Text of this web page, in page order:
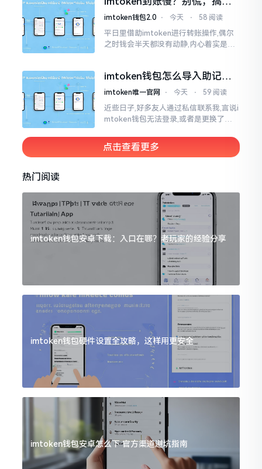
清楚了
这几点比啥都强
imtoken钱包2.0 ⋅ 今天 ⋅ 58 阅读
平日里借助imtoken进行转账操作,偶尔
之时钱会半天都没有动静,内心着实是挺
这个东西呢
imtoken钱包怎么导入助记
词？手把手教你找回资产
imtoken唯一官网 ⋅ 今天 ⋅ 59 阅读
近些日子,好多友人通过私信联系我,言说i
mtoken钱包无法登录,或者是更换了手
蚂蚁一般。实际上
点击查看更多
热门阅读
imtoken钱包安卓下载：入口在哪？老玩家的经验分享
imtoken钱包硬件设置全攻略，这样用更安全
imtoken钱包安卓怎么下 官方渠道避坑指南